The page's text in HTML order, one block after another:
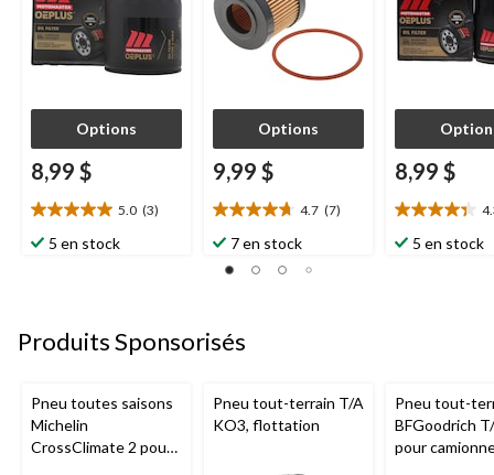
Options
8,99 $
5.0 (3)
5.0
étoile(s)
5 en stock
Options
9,99 $
4.7 (7)
4.7
étoile(s)
sur
7 en stock
8,99 $
4.3
étoile(s)
5 en stock
Produits Sponsorisés
Pneu toutes saisons
Michelin
CrossClimate 2 pour
Pneu tout-terrain T/A
KO3, flottation
Pneu tout-
BFGoodrich
pour